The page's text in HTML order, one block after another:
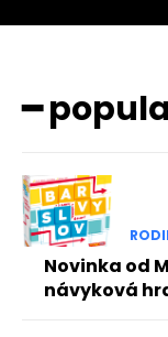
━
Novinka od
návyková